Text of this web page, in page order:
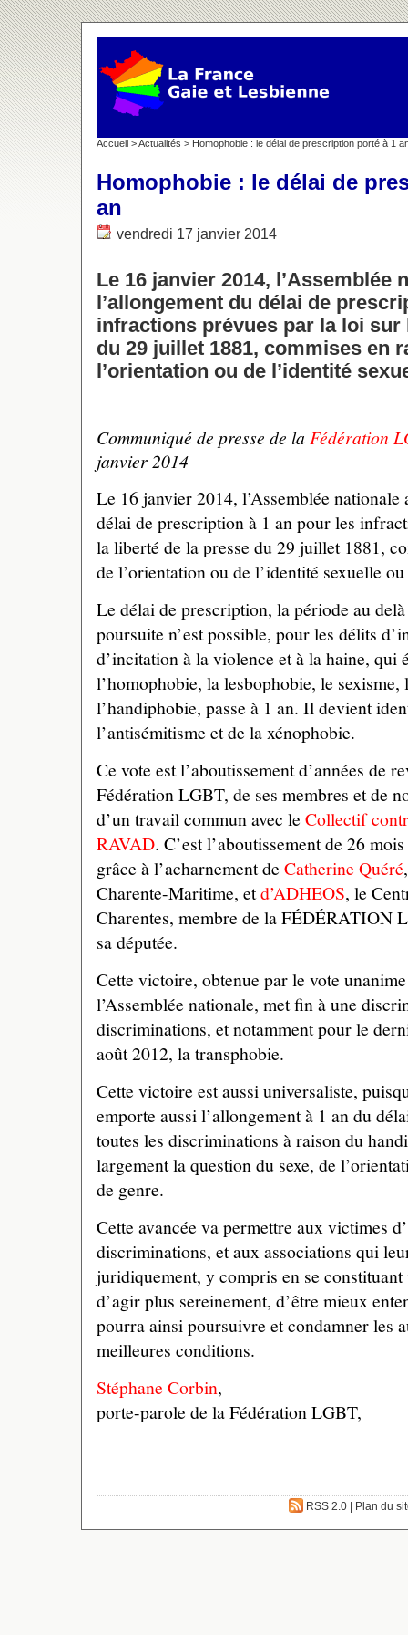
Accueil >Actualités > Homophobie : le délai de prescription porté à 1
Homophobie : le délai de
an
vendredi 17 janvier 2014
Le 16 janvier 2014, l’Assemblée
l’allongement du délai de
infractions prévues par la loi sur
du 29 juillet 1881, commises en
l’orientation ou de l’identité
Communiqué de presse de la Fédération
janvier 2014
Le 16 janvier 2014, l’Assemblée nationale
délai de prescription à 1 an pour les
la liberté de la presse du 29 juillet 1881,
de l’orientation ou de l’identité sexuelle
Le délai de prescription, la période au
poursuite n’est possible, pour les délits
d’incitation à la violence et à la haine, qui
l’homophobie, la lesbophobie, le sexisme,
l’handiphobie, passe à 1 an. Il devient
l’antisémitisme et de la xénophobie.
Ce vote est l’aboutissement d’années de
Fédération LGBT, de ses membres et de
d’un travail commun avec le Collectif
RAVAD. C’est l’aboutissement de 26
grâce à l’acharnement de Catherine Quéré
Charente-Maritime, etd’ADHEOS, le
Charentes, membre de la FÉDÉRATION
sa députée.
Cette victoire, obtenue par le vote
l’Assemblée nationale, met fin à une
discriminations, et notamment pour le
août 2012, la transphobie.
Cette victoire est aussi universaliste,
emporte aussi l’allongement à 1 an du
toutes les discriminations à raison du
largement la question du sexe, de
de genre.
Cette avancée va permettre aux victimes
discriminations, et aux associations qui
juridiquement, y compris en se
d’agir plus sereinement, d’être mieux
pourra ainsi poursuivre et condamner les
meilleures conditions.
Stéphane Corbin,
porte-parole de la Fédération LGBT,
RSS 2.0 Plan du